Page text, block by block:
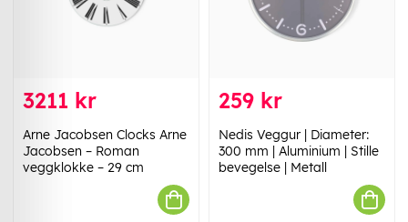
3211 kr
Arne Jacobsen Clocks Arne
Jacobsen – Roman
veggklokke – 29 cm
259 kr
Nedis Veggur | Diameter:
300 mm | Aluminium | Stille
bevegelse | Metall